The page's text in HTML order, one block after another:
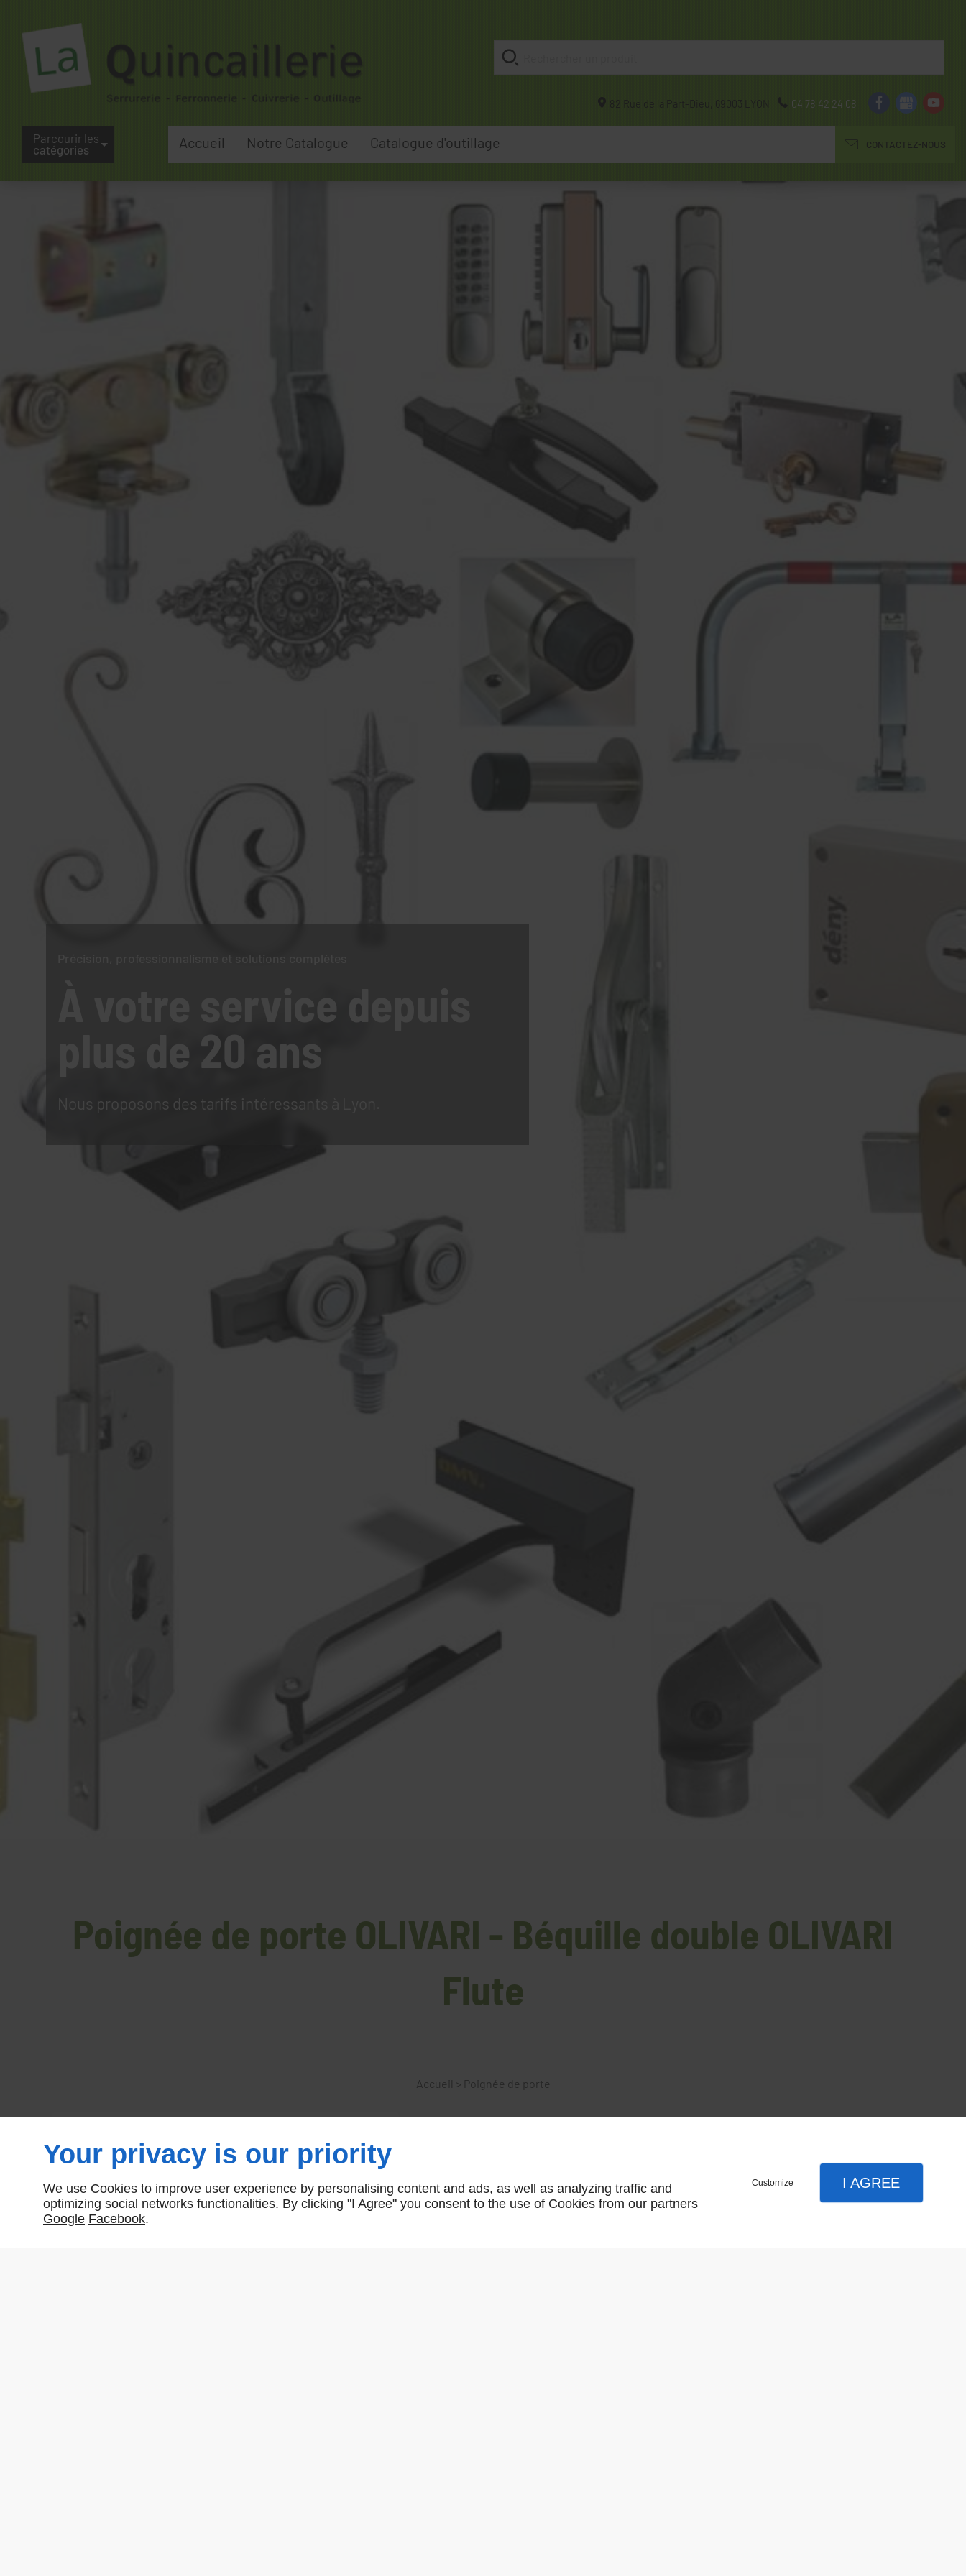
82 Rue de la Part-Dieu, 69003 LYON 04 78 42 24 08
Parcourir les
catégories
Accueil Notre Catalogue Catalogue d'outillage CONTACTEZ-NOUS
Précision, professionnalisme et solutions complètes
À votre service depuis
plus de 20 ans
Nous proposons des tarifs intéressants à Lyon.
Poignée de porte OLIVARI - Béquille double OLIVARI
Flute
Accueil > Poignée de porte
Plusieurs finition possible Possibilité de les assortir avec les poignées de fenêtres
Your privacy is our priority
We use Cookies to improve user experience by personalising content and ads, as well as analyzing traffic and
optimizing social networks functionalities. By clicking "I Agree" you consent to the use of Cookies from our partners
Google Facebook.
Customize I AGREE